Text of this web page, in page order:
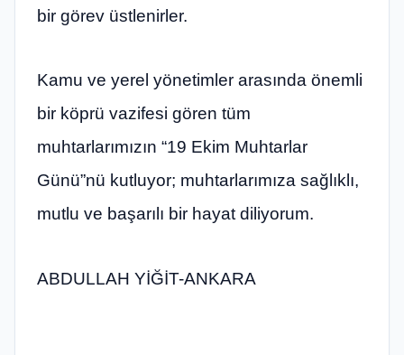
bir görev üstlenirler.
Kamu ve yerel yönetimler arasında önemli
bir köprü vazifesi gören tüm
muhtarlarımızın “19 Ekim Muhtarlar
Günü”nü kutluyor; muhtarlarımıza sağlıklı,
mutlu ve başarılı bir hayat diliyorum.
ABDULLAH YİĞİT-ANKARA